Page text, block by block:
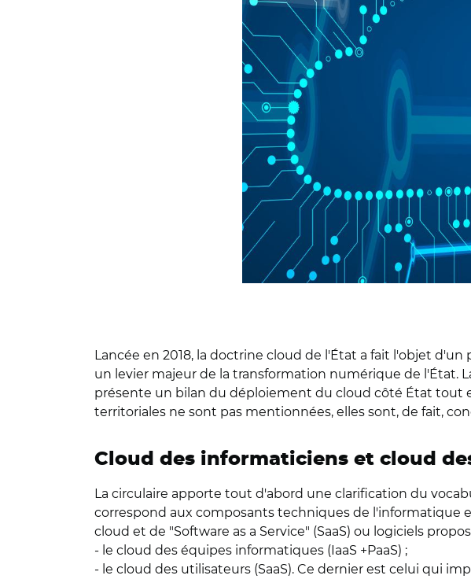
Lancée en 2018, la doctrine cloud de l'État a fait l'objet
un levier majeur de la transformation numérique de l'État.
présente un bilan du déploiement du cloud côté État tout
territoriales ne sont pas mentionnées, elles sont, de fait,
Cloud des informaticiens et cloud
La circulaire apporte tout d'abord une clarification du
correspond aux composants techniques de l'informatique
cloud et de "Software as a Service" (SaaS) ou logiciels
- le cloud des équipes informatiques (IaaS +PaaS) ;
- le cloud des utilisateurs (SaaS). Ce dernier est celui qui